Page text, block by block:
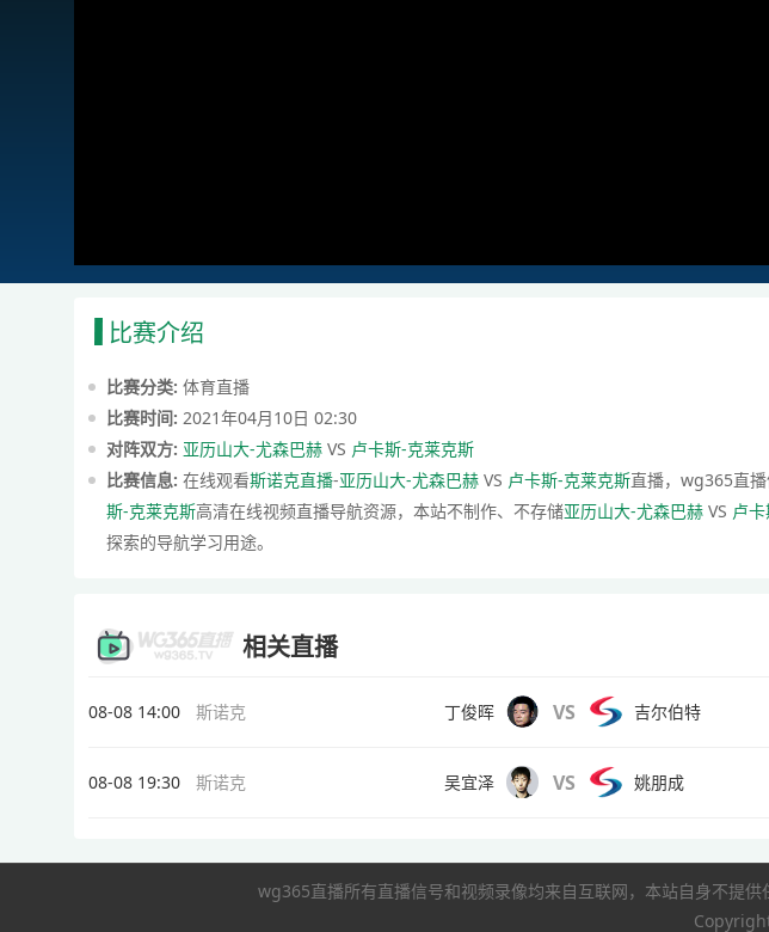
比赛介绍
比赛分类: 体育直播
比赛时间: 2021年04月10日 02:30
对阵双方: 亚历山大-尤森巴赫 VS 卢卡斯-克莱克斯
比赛信息: 在线观看斯诺克直播-亚历山大-尤森巴赫 VS 卢卡斯-克莱克斯直播，wg365直
斯-克莱克斯高清在线视频直播导航资源，本站不制作、不存储亚历山大-尤森巴赫 VS 卢
探索的导航学习用途。
相关直播
08-08 14:00 斯诺克 丁俊晖 VS 吉尔伯特
08-08 19:30 斯诺克 吴宜泽 VS 姚朋成
wg365直播所有直播信号和视频录像均来自互联网，本站自身不提